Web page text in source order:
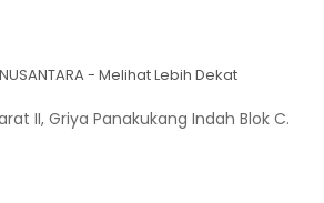
- Melihat Lebih Dekat
II, Griya Panakukang Indah Blok C.